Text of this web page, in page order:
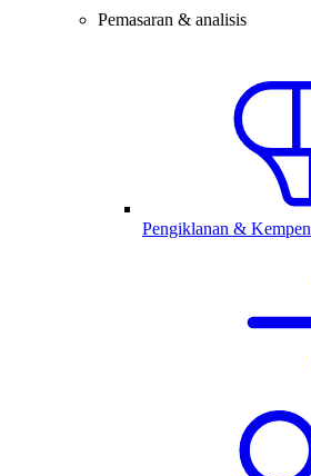
Pemasaran & analisis
Pengiklanan & Kempen